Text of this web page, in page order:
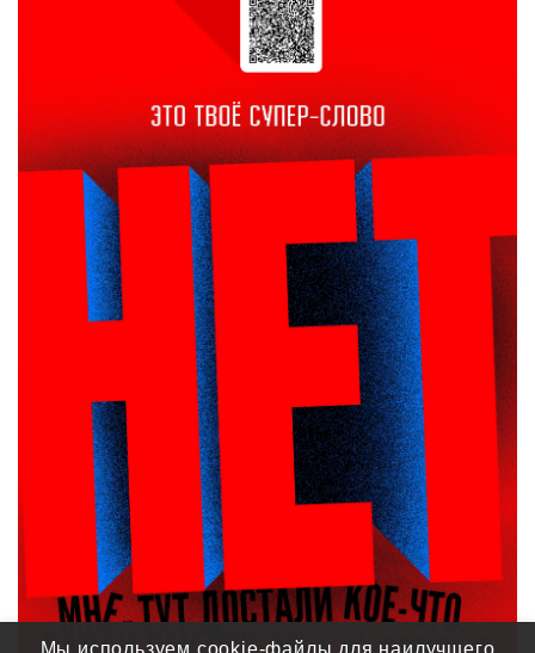
Мы используем cookie-файлы для наилучшего